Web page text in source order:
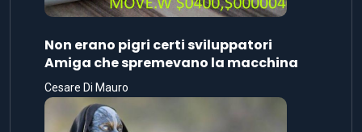
Non erano pigri certi sviluppatori
Amiga che spremevano la macchina
Cesare Di Mauro